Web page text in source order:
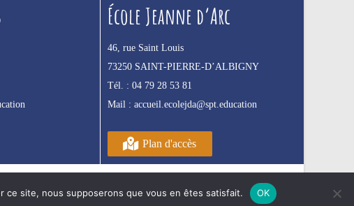
École Jeanne d’Arc
46, rue Saint Louis
73250 SAINT-PIERRE-D’ALBIGNY
Tél. : 04 79 28 53 81
Mail : accueil.ecolejda@spt.education
Plan d'accès
ce site, nous supposerons que vous en êtes satisfait. OK